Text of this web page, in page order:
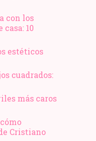
con los
10
estéticos
cuadrados:
más caros
Cristiano